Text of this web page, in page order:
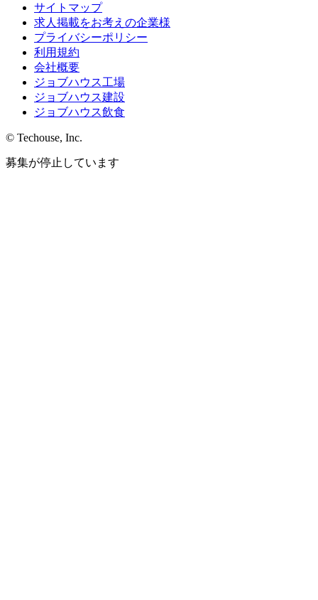
サイトマップ
求人掲載をお考えの企業様
プライバシーポリシー
利用規約
会社概要
ジョブハウス工場
ジョブハウス建設
ジョブハウス飲食
© Techouse, Inc.
募集が停止しています